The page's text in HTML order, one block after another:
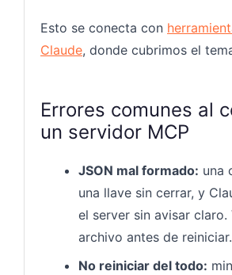
Esto se conecta con
Claude, donde cubrimos el
Errores comunes al
un servidor MCP
JSON mal formado: una
una llave sin cerrar, y
el server sin avisar claro.
archivo antes de reiniciar.
No reiniciar del todo: